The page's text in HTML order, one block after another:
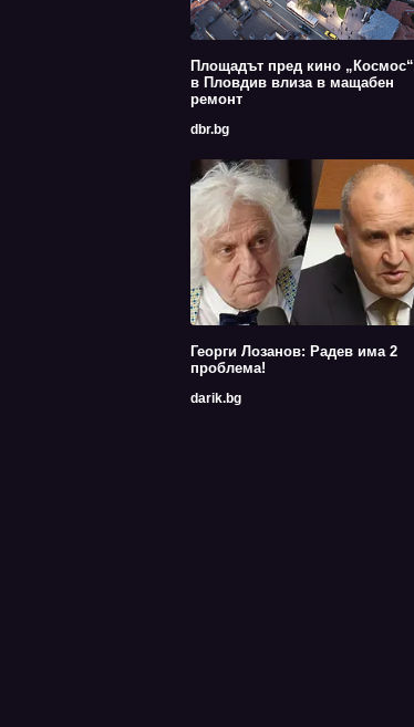
Площадът пред кино „Космос“
в Пловдив влиза в мащабен
ремонт
dbr.bg
Георги Лозанов: Радев има 2
проблема!
darik.bg